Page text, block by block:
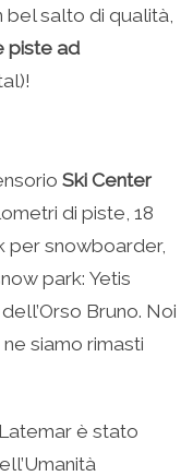
bel salto di qualità,
piste ad
Ski Center
di piste, 18
per snowboarder,
park: Yetis
Bruno. Noi
siamo rimasti
è stato